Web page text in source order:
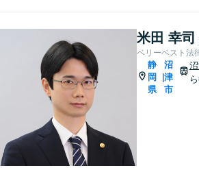
米田 幸司
ベリーベスト法
静
岡
県
沼
津
市